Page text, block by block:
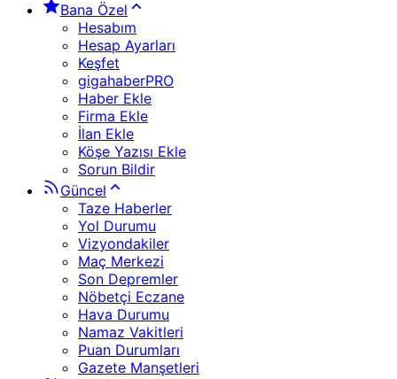
Bana Özel
Hesabım
Hesap Ayarları
Keşfet
gigahaberPRO
Haber Ekle
Firma Ekle
İlan Ekle
Köşe Yazısı Ekle
Sorun Bildir
Güncel
Taze Haberler
Yol Durumu
Vizyondakiler
Maç Merkezi
Son Depremler
Nöbetçi Eczane
Hava Durumu
Namaz Vakitleri
Puan Durumları
Gazete Manşetleri